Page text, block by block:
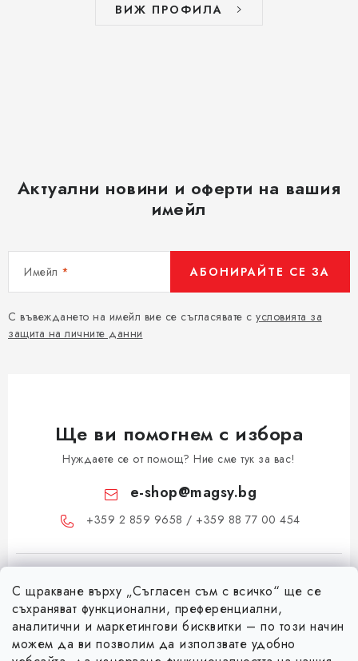
С щракване върху „Съгласен съм с всичко“ ще се
съхраняват функционални, преференциални,
аналитични и маркетингови бисквитки – по този начин
можем да ви позволим да използвате удобно
ВИЖ ПРОФИЛА
Актуални новини и оферти на вашия
имейл
Имейл
С въвеждането на имейл вие се съгласявате с условията за
защита на личните данни
АБОНИРАЙТЕ СЕ ЗА
Ще ви помогнем с избора
Нуждаете се от помощ? Ние сме тук за вас!
e-shop@magsy.bg
+359 2 859 9658 / +359 88 77 00 454